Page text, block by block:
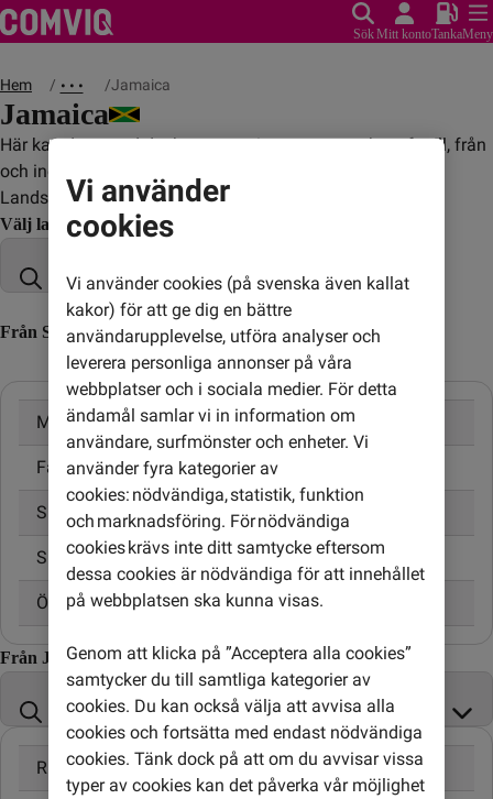
SökMitt kontoTankaMeny
Hem • • • Jamaica
Jamaica
Här kan du se vad det kostar att ringa, sms:a och surfa till, från
och inom Jamaica.
Landskod: +1876
Välj land
Från Sverige till Jamaica (till utländskt nummer)
Mobil 9,00 kr/min
Fast telefon
Skicka SMS 3,00 kr
Skicka MMS 5,00 kr
Öppningsavgift 0,95 kr
Från Jamaica till
Ringa samtal 24,00 kr/min
Vi använder
cookies
Vi använder cookies (på svenska även kallat
kakor) för att ge dig en bättre
användarupplevelse, utföra analyser och
leverera personliga annonser på våra
webbplatser och i sociala medier. För detta
ändamål samlar vi in information om
användare, surfmönster och enheter. Vi
använder fyra kategorier av
cookies: nödvändiga, statistik, funktion
och marknadsföring. För nödvändiga
cookies krävs inte ditt samtycke eftersom
dessa cookies är nödvändiga för att innehållet
på webbplatsen ska kunna visas.
Genom att klicka på ”Acceptera alla cookies”
samtycker du till samtliga kategorier av
cookies. Du kan också välja att avvisa alla
cookies och fortsätta med endast nödvändiga
cookies. Tänk dock på att om du avvisar vissa
typer av cookies kan det påverka vår möjlighet